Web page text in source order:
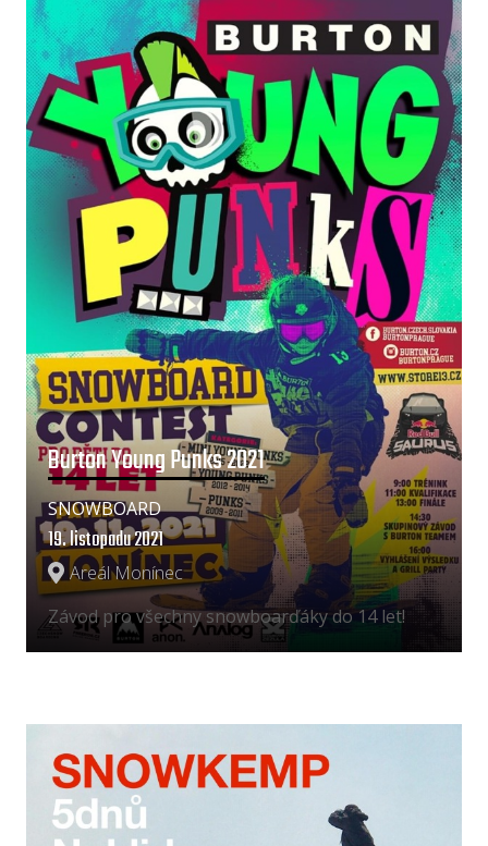
Burton Young Punks 2021
Areál Monínec
19. listopadu 2021
SNOWBOARD
Závod pro všechny snowboarďáky do 14 let!